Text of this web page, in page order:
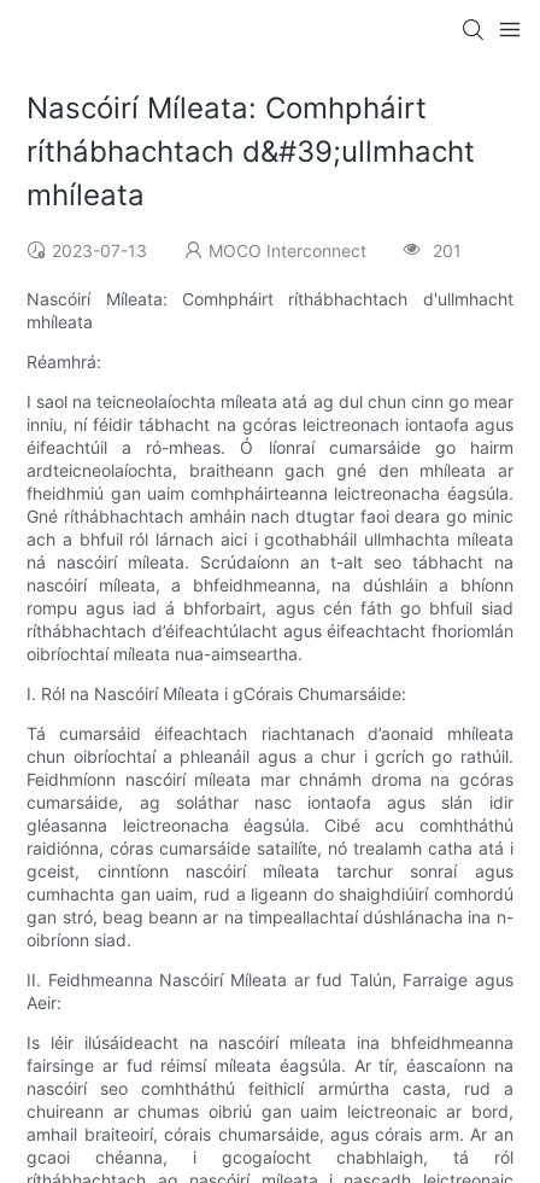
Nascóirí Míleata: Comhpháirt
ríthábhachtach d&#39;ullmhacht
mhíleata
2023-07-13 MOCO Interconnect 201
Nascóirí Míleata: Comhpháirt ríthábhachtach d'ullmhacht
mhíleata
Réamhrá:
I saol na teicneolaíochta míleata atá ag dul chun cinn go mear
inniu, ní féidir tábhacht na gcóras leictreonach iontaofa agus
éifeachtúil a ró-mheas. Ó líonraí cumarsáide go hairm
ardteicneolaíochta, braitheann gach gné den mhíleata ar
fheidhmiú gan uaim comhpháirteanna leictreonacha éagsúla.
Gné ríthábhachtach amháin nach dtugtar faoi deara go minic
ach a bhfuil ról lárnach aici i gcothabháil ullmhachta míleata
ná nascóirí míleata. Scrúdaíonn an t-alt seo tábhacht na
nascóirí míleata, a bhfeidhmeanna, na dúshláin a bhíonn
rompu agus iad á bhforbairt, agus cén fáth go bhfuil siad
ríthábhachtach d’éifeachtúlacht agus éifeachtacht fhoriomlán
oibríochtaí míleata nua-aimseartha.
I. Ról na Nascóirí Míleata i gCórais Chumarsáide:
Tá cumarsáid éifeachtach riachtanach d’aonaid mhíleata
chun oibríochtaí a phleanáil agus a chur i gcrích go rathúil.
Feidhmíonn nascóirí míleata mar chnámh droma na gcóras
cumarsáide, ag soláthar nasc iontaofa agus slán idir
gléasanna leictreonacha éagsúla. Cibé acu comhtháthú
raidiónna, córas cumarsáide satailíte, nó trealamh catha atá i
gceist, cinntíonn nascóirí míleata tarchur sonraí agus
cumhachta gan uaim, rud a ligeann do shaighdiúirí comhordú
gan stró, beag beann ar na timpeallachtaí dúshlánacha ina n-
oibríonn siad.
II. Feidhmeanna Nascóirí Míleata ar fud Talún, Farraige agus
Aeir:
Is léir ilúsáideacht na nascóirí míleata ina bhfeidhmeanna
fairsinge ar fud réimsí míleata éagsúla. Ar tír, éascaíonn na
nascóirí seo comhtháthú feithiclí armúrtha casta, rud a
chuireann ar chumas oibriú gan uaim leictreonaic ar bord,
amhail braiteoirí, córais chumarsáide, agus córais arm. Ar an
gcaoi chéanna, i gcogaíocht chabhlaigh, tá ról